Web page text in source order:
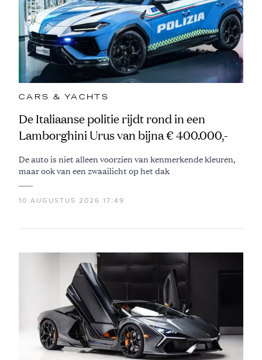
CARS & YACHTS
De Italiaanse politie rijdt rond in een
Lamborghini Urus van bijna € 400.000,-
De auto is niet alleen voorzien van kenmerkende kleuren,
maar ook van een zwaailicht op het dak
10 AUGUSTUS 2026 17:49